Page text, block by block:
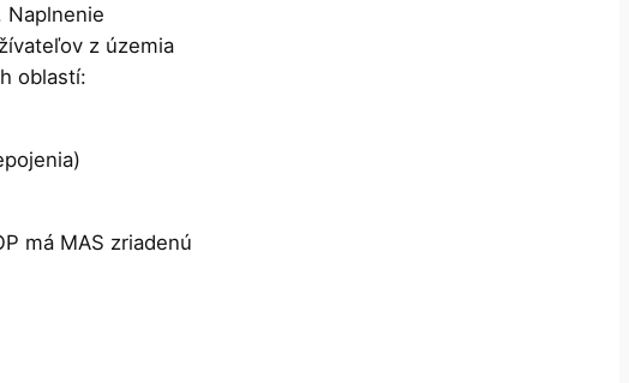
Naplnenie
z územia
oblastí:
má MAS zriadenú